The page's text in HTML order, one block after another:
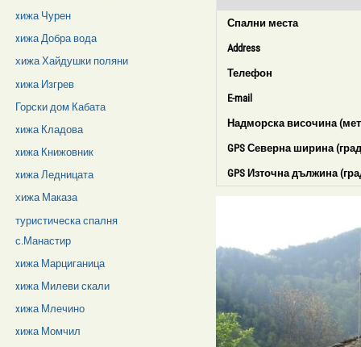
Спални места
Address
Телефон
E-mail
Надморска височина
GPS Северна ширина
GPS Източна дължина
xижа Чурен
xижа Добра вода
хижа Хайдушки поляни
xижа Изгрев
Горски дом Кабата
xижа Кладова
xижа Книжовник
xижа Ледницата
хижа Маказа
туристическа спалня
с.Манастир
xижа Марциганица
xижа Милеви скали
xижа Млечино
xижа Момчил